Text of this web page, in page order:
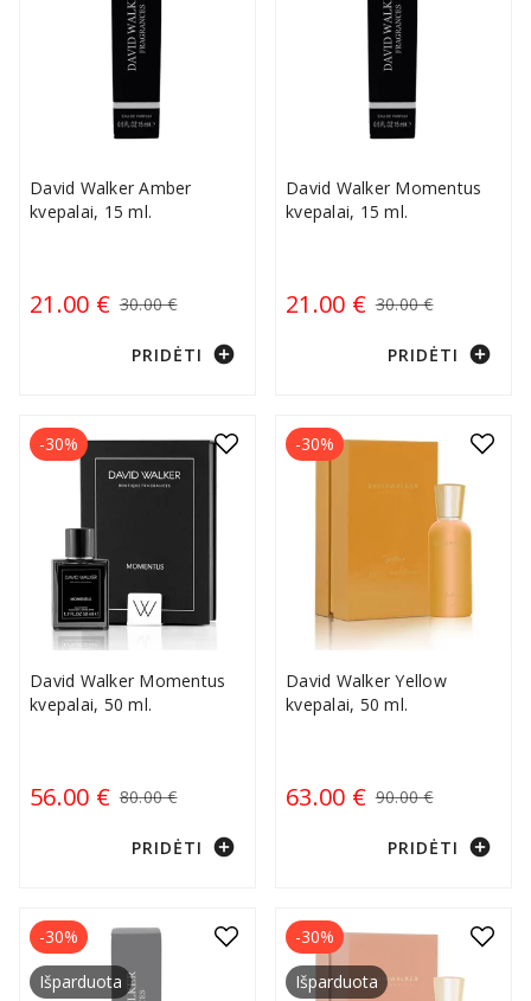
David Walker Amber
kvepalai, 15 ml.
21.00 € 30.00 €
PRIDĖTI add_circle
David Walker Momentus
kvepalai, 15 ml.
21.00 € 30.00 €
PRIDĖTI add_circle
David Walker Momentus
kvepalai, 50 ml.
56.00 € 80.00 €
-30%
PRIDĖTI add_circle
David Walker Yellow
kvepalai, 50 ml.
63.00 € 90.00 €
-30%
PRIDĖTI add_circle
-30%
Išparduota
-30%
Išparduota